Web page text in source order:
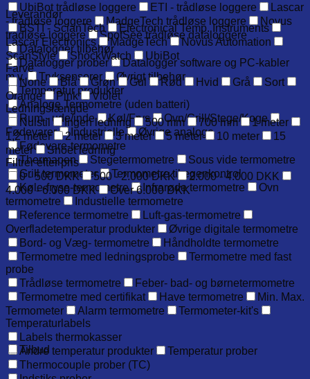
UbiBot trådløse loggere
ETI - trådløse loggere
Lascar
- trådløse loggere
MadgeTech trådløse loggere
Novus
trådløse loggere
SpotSee trådløse dataloggere
Datalogger tilbehør
Datalogger prober
Datalogger software og PC-kabler
m.v.
Tryksensorer
Øvrigt tilbehør
Temperatur produkter
Analoge Termometre (uden batteri)
Rum - ude/inde
Køl/Frys
Ovn/Grill/Stege/Koge
Fødevarer
Industrielle
Øvrige analoge
Fødevare-termometre
Thermapen
Stegetermometre
Sous vide termometre
Grill termometer
Termometre til egenkontrol
Køle-fryse-termometre
Infrarøde termometre
Ovn
termometre
Industielle termometre
Reference termometre
Luft-gas-termometre
Overfladetemperatur produkter
Øvrige digitale termometre
Bord- og Væg- termometre
Håndholdte termometre
Termometre med ledningsprobe
Termometre med fast
probe
Trådløse termometre
Feber- bad- og børnetermometre
Termometre med certifikat
Have termometre
Min. Max.
Termometer
Alarm termometre
Termometer-kit's
Temperaturlabels
Labels thermokasser
Andre temperatur produkter
Temperatur prober
Thermocouple prober (TC)
Leverandør
BSTI - ScianTech
Electronical Temp. Instruments
Lascar Electronics
MadgeTech
Novus Automation
ScanStyle
ShockWatch
UbiBot
Farve
None
Blå Grøn Gul Rød Hvid Grå
Sort
Orange
Pink
Violet
Ledningslængde
Nulstil
Ingen ledning 500 mm 700 mm
1 meter
1,2 meter
2 meter 3 meter 5 meter 10 meter
15
meter
Snoet ledning
Filtrer efter pris
0 - 500 DKK
500 - 2.000 DKK
2.000 - 4.000 DKK
4.000 - 6.000 DKK
Over 6.000 DKK
Tilbud